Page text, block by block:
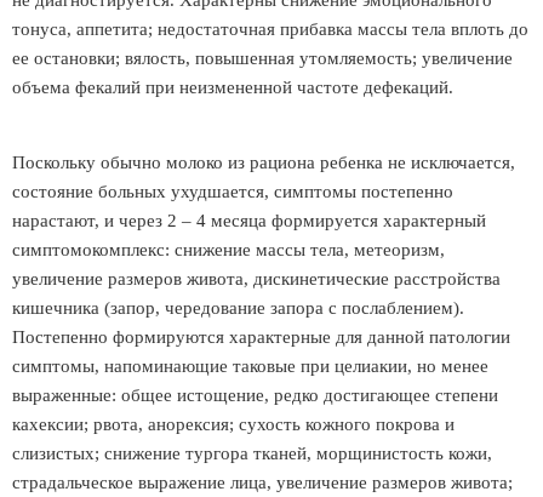
тонуса, аппетита; недостаточная прибавка массы тела вплоть до
ее остановки; вялость, повышенная утомляемость; увеличение
объема фекалий при неизмененной частоте дефекаций.
Поскольку обычно молоко из рациона ребенка не исключается,
состояние больных ухудшается, симптомы постепенно
нарастают, и через 2 – 4 месяца формируется характерный
симптомокомплекс: снижение массы тела, метеоризм,
увеличение размеров живота, дискинетические расстройства
кишечника (запор, чередование запора с послаблением).
Постепенно формируются характерные для данной патологии
симптомы, напоминающие таковые при целиакии, но менее
выраженные: общее истощение, редко достигающее степени
кахексии; рвота, анорексия; сухость кожного покрова и
слизистых; снижение тургора тканей, морщинистость кожи,
страдальческое выражение лица, увеличение размеров живота;